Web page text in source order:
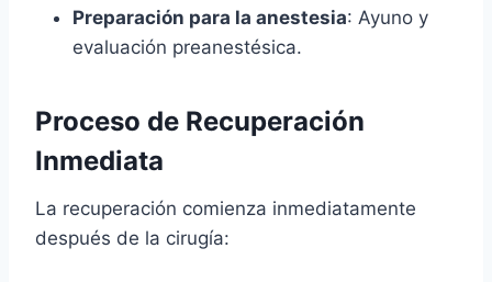
Preparación para la anestesia: Ayuno y
evaluación preanestésica.
Proceso de Recuperación
Inmediata
La recuperación comienza inmediatamente
después de la cirugía: